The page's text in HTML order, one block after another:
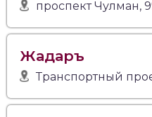
проспект Чулман,
Жадаръ
Транспортный